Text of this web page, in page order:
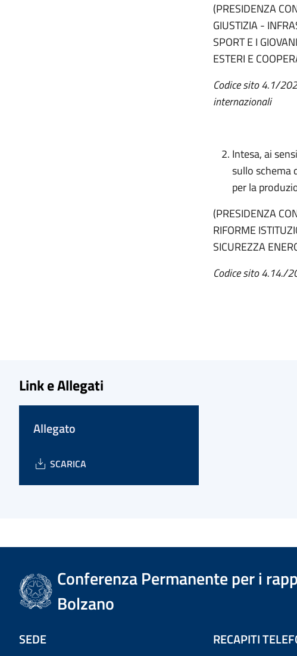
(PRESIDENZA
GIUSTIZIA -
SPORT E I
ESTERI E
Codice sito 4.1/
internazionali
Intesa, ai
sullo schema
per la
(PRESIDENZA
RIFORME
SICUREZZA
Codice sito 4.14./
Link e Allegati
Allegato
SCARICA
Conferenza Permanente per i
Bolzano
SEDE RECAPITI